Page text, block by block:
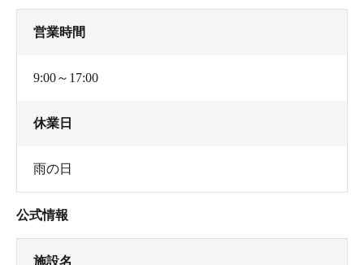
営業時間
9:00～17:00
休業日
雨の日
公式情報
施設名